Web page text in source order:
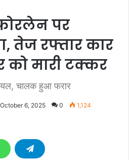
पर
तेज रफ्तार कार
को मारी टक्कर
चालक हुआ फरार
October 6, 2025 0 1,124